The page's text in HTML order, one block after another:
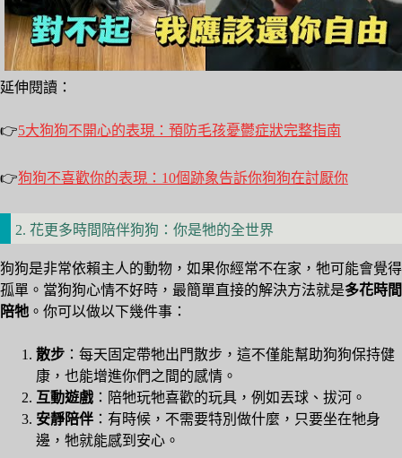
延伸閱讀：
👉5大狗狗不開心的表現：預防毛孩憂鬱症狀完整指南
👉狗狗不喜歡你的表現：10個跡象告訴你狗狗在討厭你
2. 花更多時間陪伴狗狗：你是牠的全世界
狗狗是非常依賴主人的動物，如果你經常不在家，牠可能會覺得
孤單。當狗狗心情不好時，最簡單直接的解決方法就是多花時間
陪牠 。你可以做以下幾件事：
散步 ：每天固定帶牠出門散步，這不僅能幫助狗狗保持健
康，也能增進你們之間的感情。
互動遊戲 ：陪牠玩牠喜歡的玩具，例如丟球、拔河。
安靜陪伴 ：有時候，不需要特別做什麼，只要坐在牠身
邊，牠就能感到安心。